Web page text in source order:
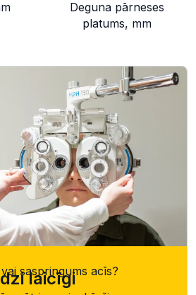
Deguna pārneses
platums, mm
saspringums acīs?
laicīgi